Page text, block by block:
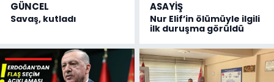
GÜNCEL
Savaş, kutladı
ASAYİŞ
Nur Elif’in ölümüyle ilgili
ilk duruşma görüldü